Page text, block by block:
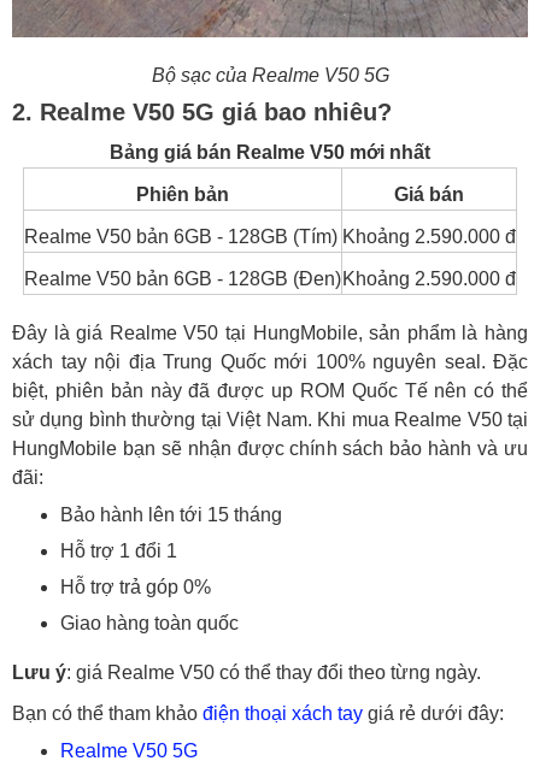
Bộ sạc của Realme V50 5G
2. Realme V50 5G giá bao nhiêu?
Bảng giá bán Realme V50 mới nhất
Phiên bản Giá bán
Realme V50 bản 6GB - 128GB (Tím) Khoảng 2.590.000 đ
Realme V50 bản 6GB - 128GB (Đen)Khoảng 2.590.000 đ
Đây là giá Realme V50 tại HungMobile, sản phẩm là hàng
xách tay nội địa Trung Quốc mới 100% nguyên seal. Đặc
biệt, phiên bản này đã được up ROM Quốc Tế nên có thể
sử dụng bình thường tại Việt Nam. Khi mua Realme V50 tại
HungMobile bạn sẽ nhận được chính sách bảo hành và ưu
đãi:
Bảo hành lên tới 15 tháng
Hỗ trợ 1 đổi 1
Hỗ trợ trả góp 0%
Giao hàng toàn quốc
Lưu ý: giá Realme V50 có thể thay đổi theo từng ngày.
Bạn có thể tham khảo điện thoại xách tay giá rẻ dưới đây:
Realme V50 5G